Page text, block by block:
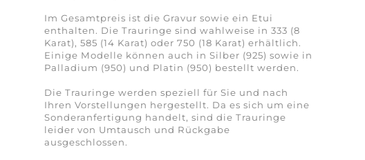
Im Gesamtpreis ist die Gravur sowie ein Etui
enthalten. Die Trauringe sind wahlweise in 333 (8
Karat), 585 (14 Karat) oder 750 (18 Karat) erhältlich.
Einige Modelle können auch in Silber (925) sowie in
Palladium (950) und Platin (950) bestellt werden.
Die Trauringe werden speziell für Sie und nach
Ihren Vorstellungen hergestellt. Da es sich um eine
Sonderanfertigung handelt, sind die Trauringe
leider von Umtausch und Rückgabe
ausgeschlossen.